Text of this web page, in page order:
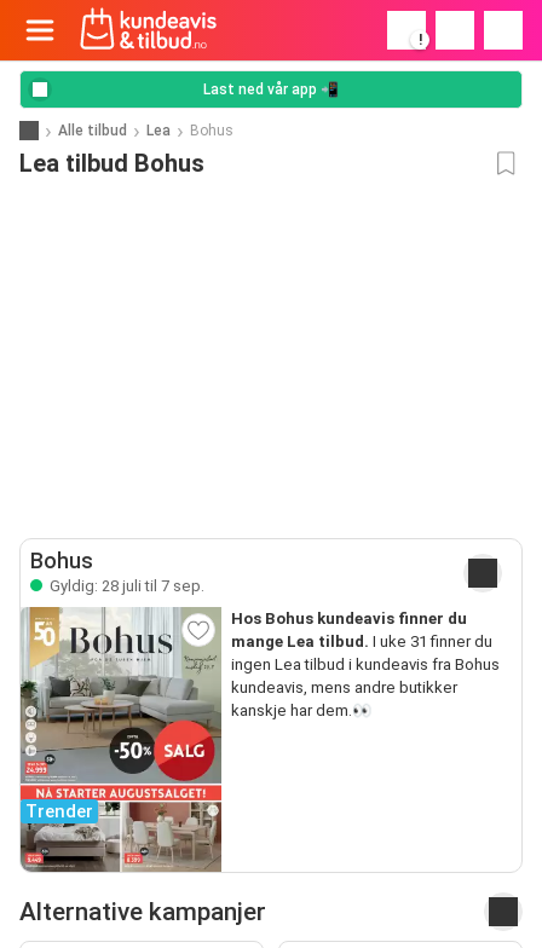
!
Last ned vår app 📲
Alle tilbud Lea Bohus
Lea tilbud Bohus
Bohus
Gyldig: 28 juli til 7 sep.
Trender
Hos Bohus kundeavis finner du
mange Lea tilbud. I uke 31 finner du
ingen Lea tilbud i kundeavis fra Bohus
kundeavis, mens andre butikker
kanskje har dem.👀
Alternative kampanjer